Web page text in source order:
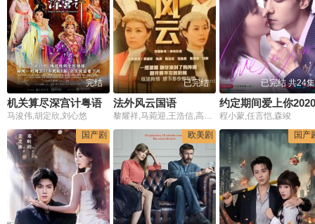
完结
机关算尽深宫计粤语
马浚伟,胡定欣,刘心悠
已完结
法外风云国语
黎耀祥,马菀迎,王浩信,高海宁,马赛
已完结 共24集
约定期间爱上你2020
程小蒙,任言恺,森竣
国产剧
欧美剧 国产